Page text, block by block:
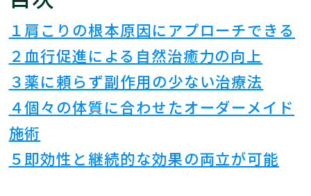
１肩こりの根本原因にアプローチできる
２血行促進による自然治癒力の向上
３薬に頼らず副作用の少ない治療法
４個々の体質に合わせたオーダーメイド
施術
５即効性と継続的な効果の両立が可能